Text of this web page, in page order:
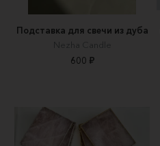
Подставка для свечи из дуба
Nezha Candle
600 ₽